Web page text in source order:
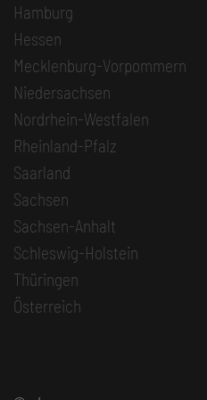
Hamburg
Hessen
Mecklenburg-Vorpommern
Niedersachsen
Nordrhein-Westfalen
Rheinland-Pfalz
Saarland
Sachsen
Sachsen-Anhalt
Schleswig-Holstein
Thüringen
Österreich